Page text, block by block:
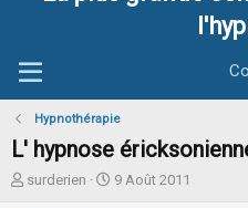
Hypnothérapie
L' hypnose
Isurderien
D
9 Août 2011